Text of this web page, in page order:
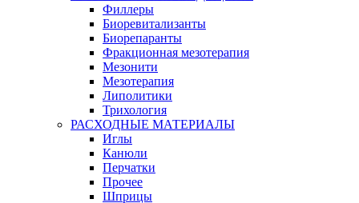
Филлеры
Биоревитализанты
Биорепаранты
Фракционная мезотерапия
Мезонити
Мезотерапия
Липолитики
Трихология
РАСХОДНЫЕ МАТЕРИАЛЫ
Иглы
Канюли
Перчатки
Прочее
Шприцы